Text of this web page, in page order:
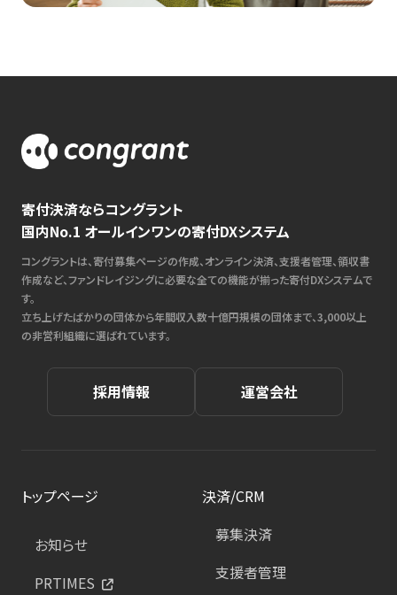
寄付決済ならコングラント
国内No.1 オールインワンの寄付DXシステム
コングラントは、寄付募集ページの作成、オンライン決済、支援者管理、領収書
作成など、ファンドレイジングに必要な全ての機能が揃った寄付DXシステムで
す。
立ち上げたばかりの団体から年間収入数十億円規模の団体まで、3,000以上
の非営利組織に選ばれています。
採用情報 運営会社
トップページ
お知らせ
PRTIMES
決済/CRM
募集決済
支援者管理